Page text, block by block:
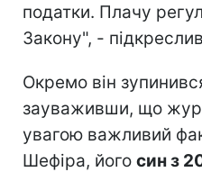
податки. Плачу
Закону", -
Окремо він
зауваживши, що
увагою важливий
Шефіра, його син з